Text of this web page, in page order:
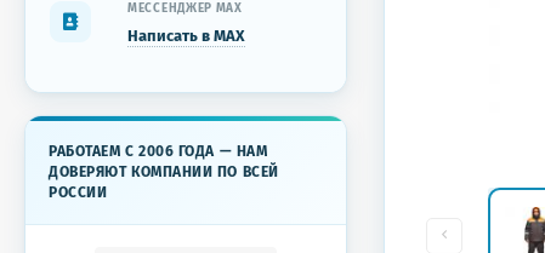
МЕССЕНДЖЕР MAX
Написать в MAX
РАБОТАЕМ С 2006 ГОДА — НАМ
ДОВЕРЯЮТ КОМПАНИИ ПО ВСЕЙ
РОССИИ